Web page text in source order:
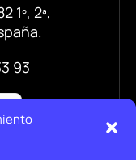
1º, 2ª,
93